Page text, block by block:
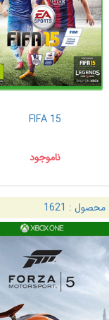
FIFA 15
ناموجود
محصول : 1621